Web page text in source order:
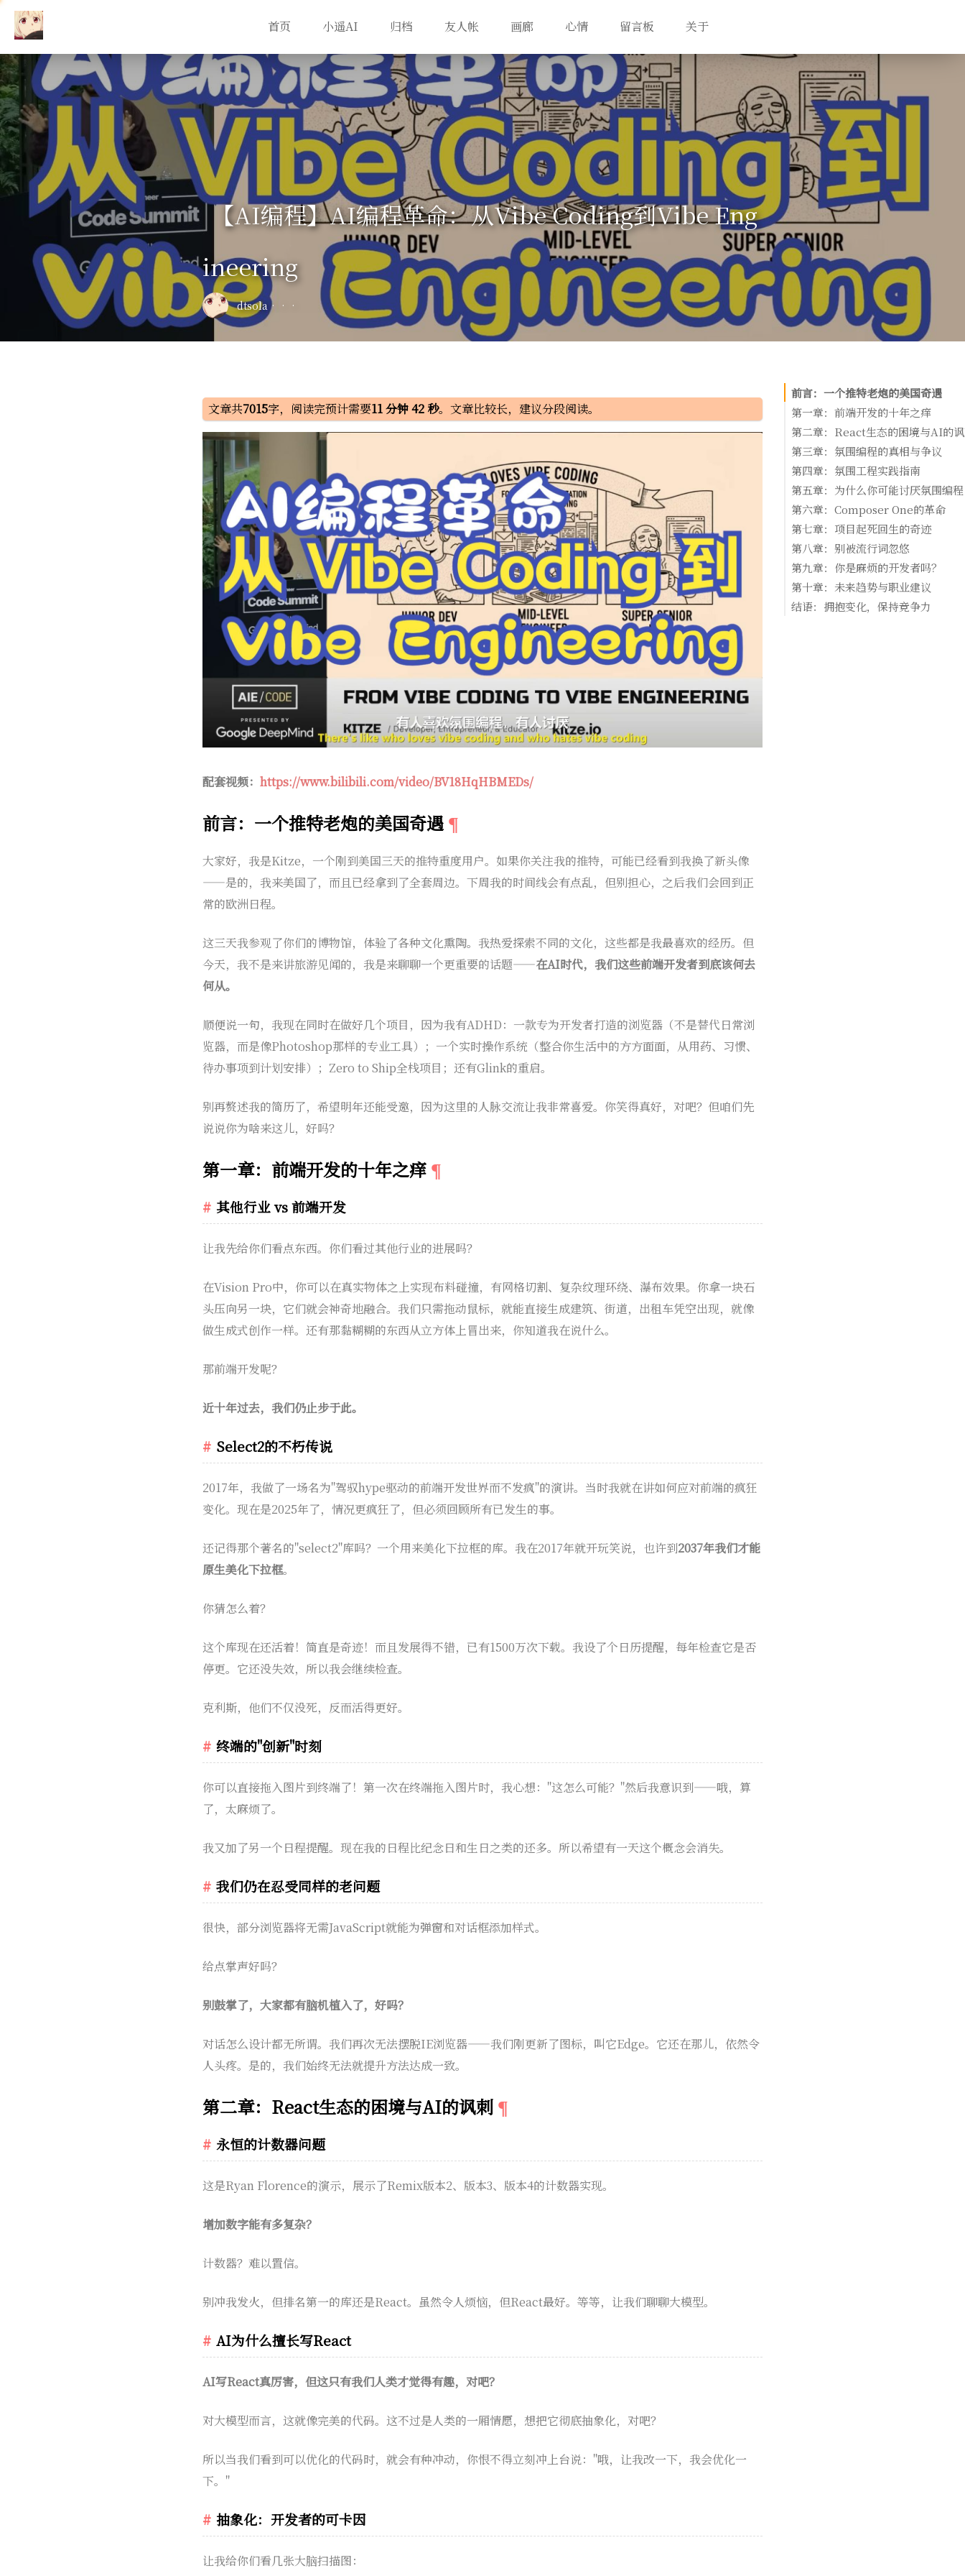
首页 小遥AI 归档 友人帐 画廊 心情 留言板 关于
【AI编程】AI编程革命：从Vibe Coding到Vibe Eng
ineering
dtsola
文章共7015字，阅读完预计需要11 分钟 42 秒。文章比较长，建议分段阅读。
配套视频： https://www.bilibili.com/video/BV18HqHBMEDs/
前言：一个推特老炮的美国奇遇
大家好，我是Kitze，一个刚到美国三天的推特重度用户。如果你关注我的推特，可能已经看到我换了新头像
——是的，我来美国了，而且已经拿到了全套周边。下周我的时间线会有点乱，但别担心，之后我们会回到正
常的欧洲日程。
这三天我参观了你们的博物馆，体验了各种文化熏陶。我热爱探索不同的文化，这些都是我最喜欢的经历。但
今天，我不是来讲旅游见闻的，我是来聊聊一个更重要的话题——在AI时代，我们这些前端开发者到底该何去
何从。
顺便说一句，我现在同时在做好几个项目，因为我有ADHD：一款专为开发者打造的浏览器（不是替代日常浏
览器，而是像Photoshop那样的专业工具）；一个实时操作系统（整合你生活中的方方面面，从用药、习惯、
待办事项到计划安排）；Zero to Ship全栈项目；还有Glink的重启。
别再赘述我的简历了，希望明年还能受邀，因为这里的人脉交流让我非常喜爱。你笑得真好，对吧？但咱们先
说说你为啥来这儿，好吗？
第一章：前端开发的十年之痒
其他行业 vs 前端开发
让我先给你们看点东西。你们看过其他行业的进展吗？
在Vision Pro中，你可以在真实物体之上实现布料碰撞，有网格切割、复杂纹理环绕、瀑布效果。你拿一块石
头压向另一块，它们就会神奇地融合。我们只需拖动鼠标，就能直接生成建筑、街道，出租车凭空出现，就像
做生成式创作一样。还有那黏糊糊的东西从立方体上冒出来，你知道我在说什么。
那前端开发呢？
近十年过去，我们仍止步于此。
Select2的不朽传说
2017年，我做了一场名为"驾驭hype驱动的前端开发世界而不发疯"的演讲。当时我就在讲如何应对前端的疯狂
变化。现在是2025年了，情况更疯狂了，但必须回顾所有已发生的事。
还记得那个著名的"select2"库吗？一个用来美化下拉框的库。我在2017年就开玩笑说，也许到2037年我们才能
原生美化下拉框。
你猜怎么着？
这个库现在还活着！简直是奇迹！而且发展得不错，已有1500万次下载。我设了个日历提醒，每年检查它是否
停更。它还没失效，所以我会继续检查。
克利斯，他们不仅没死，反而活得更好。
终端的"创新"时刻
你可以直接拖入图片到终端了！第一次在终端拖入图片时，我心想："这怎么可能？"然后我意识到——哦，算
了，太麻烦了。
我又加了另一个日程提醒。现在我的日程比纪念日和生日之类的还多。所以希望有一天这个概念会消失。
我们仍在忍受同样的老问题
很快，部分浏览器将无需JavaScript就能为弹窗和对话框添加样式。
给点掌声好吗？
别鼓掌了，大家都有脑机植入了，好吗？
对话怎么设计都无所谓。我们再次无法摆脱IE浏览器——我们刚更新了图标，叫它Edge。它还在那儿，依然令
人头疼。是的，我们始终无法就提升方法达成一致。
第二章：React生态的困境与AI的讽刺
永恒的计数器问题
这是Ryan Florence的演示，展示了Remix版本2、版本3、版本4的计数器实现。
增加数字能有多复杂？
计数器？难以置信。
别冲我发火，但排名第一的库还是React。虽然令人烦恼，但React最好。等等，让我们聊聊大模型。
AI为什么擅长写React
AI写React真厉害，但这只有我们人类才觉得有趣，对吧？
对大模型而言，这就像完美的代码。这不过是人类的一厢情愿，想把它彻底抽象化，对吧？
所以当我们看到可以优化的代码时，就会有种冲动，你恨不得立刻冲上台说："哦，让我改一下，我会优化一
下。"
抽象化：开发者的可卡因
让我给你们看几张大脑扫描图：
前言：一个推特老炮的美国奇遇
第一章：前端开发的十年之痒
其他行业 vs 前端开发
Select2的不朽传说
终端的"创新"时刻
我们仍在忍受同样的老问题
第二章：React生态的困境与AI的
永恒的计数器问题
AI为什么擅长写React
抽象化：开发者的可卡因
AI与抽象的矛盾
没人真正擅长React
第三章：氛围编程的真相与争议
最不适合的观众
什么是氛围编程？
管理者早就在这么做了
赌场比喻：氛围编程的残酷真相
术语的混乱
AI的自我怀疑
生产数据的噩梦
第四章：氛围工程实践指南
资深首席提示工程师Kitze的建议
核心技巧一：建立基础设施
1. Git工作区
2. 长期泡在推特上
3. 可靠的起点
4. 从零开始分享
核心技巧二：语音编程是革命性的
核心技巧三：上下文管理
氛围工程的示例
社区的分裂
第五章：为什么你可能讨厌氛围编程
原因一：别把工具交给错误的人
原因二：时机不好
模型降级的陷阱
价格陷阱
原因三：选择太多
原因四：你是PETA开发者
PETA开发者的症状
PETA开发者的未来
原因五：不愿学习新技能
适合氛围编程的场景
第六章：Composer One的革命
改变游戏规则的时刻
重新掌控编程
前提条件
抽象的新认识
第七章：项目起死回生的奇迹
Benjamin项目：从濒死到重生
迁移奇迹
Glink项目：重获新生
CZ项目：意大利面的胜利
Zero to Ship
第八章：别被流行词忽悠
MCP的真相
第九章：你是麻烦的开发者吗？
诊断测试
症状清单
第十章：未来趋势与职业建议
技能的重新定义
结语：拥抱变化，保持竞争力